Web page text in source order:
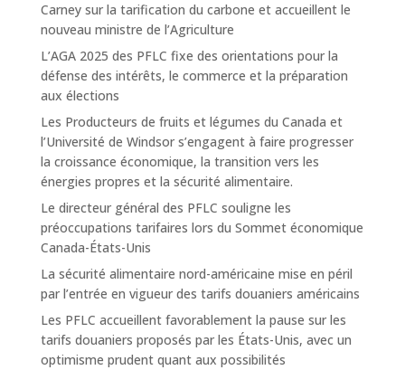
Carney sur la tarification du carbone et accueillent le
nouveau ministre de l’Agriculture
L’AGA 2025 des PFLC fixe des orientations pour la
défense des intérêts, le commerce et la préparation
aux élections
Les Producteurs de fruits et légumes du Canada et
l’Université de Windsor s’engagent à faire progresser
la croissance économique, la transition vers les
énergies propres et la sécurité alimentaire.
Le directeur général des PFLC souligne les
préoccupations tarifaires lors du Sommet économique
Canada-États-Unis
La sécurité alimentaire nord-américaine mise en péril
par l’entrée en vigueur des tarifs douaniers américains
Les PFLC accueillent favorablement la pause sur les
tarifs douaniers proposés par les États-Unis, avec un
optimisme prudent quant aux possibilités